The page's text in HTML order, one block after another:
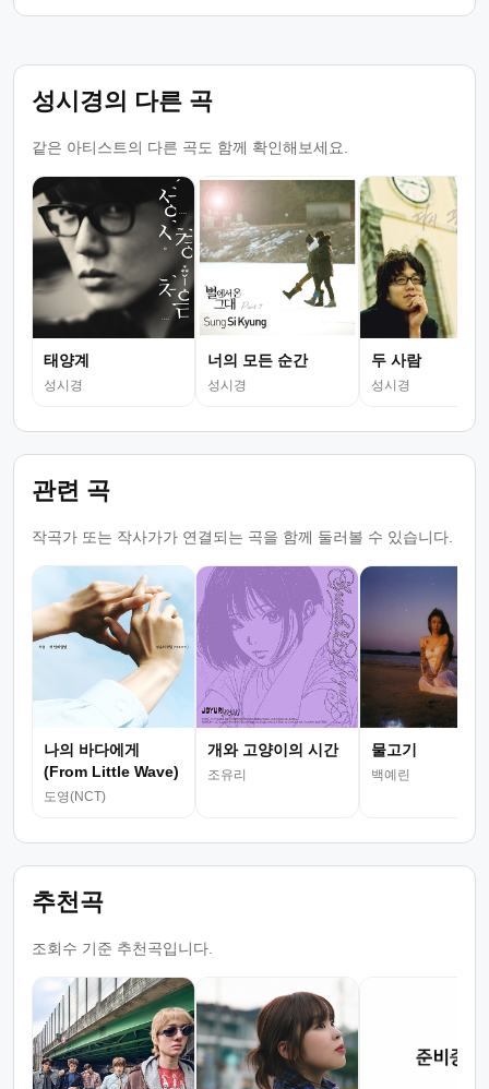
성시경의 다른 곡
같은 아티스트의 다른 곡도 함께 확인해보세요.
태양계
성시경
너의 모든 순간
성시경
두 사람
성시경
관련 곡
작곡가 또는 작사가가 연결되는 곡을 함께 둘러볼 수 있습니다.
나의 바다에게
(From Little Wave)
도영(NCT)
개와 고양이의 시간
조유리
물고기
백예린
추천곡
조회수 기준 추천곡입니다.